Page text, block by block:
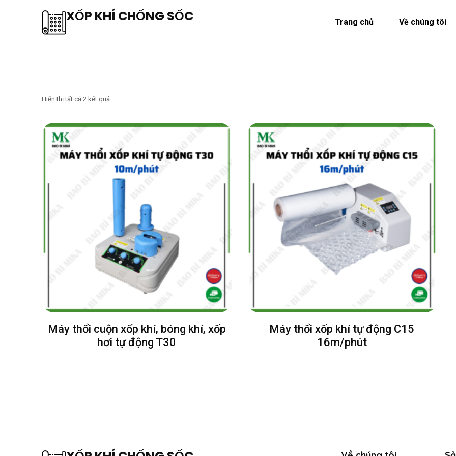
XỐP KHÍ CHỐNG SỐC Trang chủ Về chúng tôi
Hiển thị tất cả 2 kết quả
Máy thổi cuộn xốp khí, bóng khí, xốp
hơi tự động T30
Máy thổi xốp khí tự động C15
16m/phút